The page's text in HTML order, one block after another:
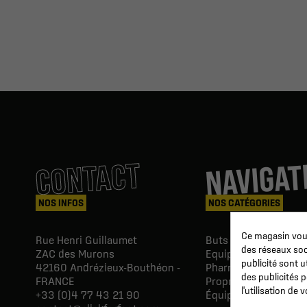
CONTACT
NOS INFOS
Rue Henri Guillaumet
ZAC des Murons
42160 Andrézieux-Bouthéon -
FRANCE
+33 (0)4 77 43 21 90
NOS CATÉGORIES
Buts & Abris football
Equipements du
Pharmacie & Soins
Proprio &
Équipements du
Ce magasin
des réseaux
publicité sont
des publicités
l'utilisation de